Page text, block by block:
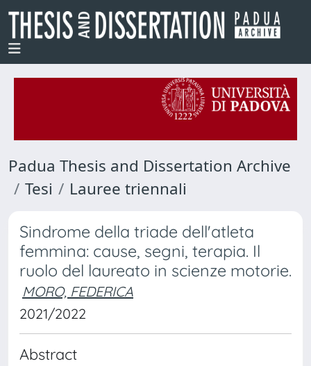
Padua Thesis and Dissertation Archive
Tesi
Lauree triennali
Sindrome della triade dell'atleta
femmina: cause, segni, terapia. Il
ruolo del laureato in scienze motorie.
MORO, FEDERICA
2021/2022
Abstract